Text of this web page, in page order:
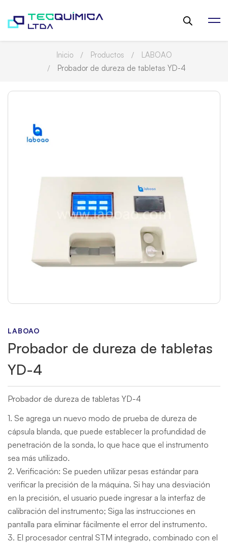
Inicio Productos
LABOAO
Probador de dureza de tabletas YD-4
LABOAO
Probador de dureza de tabletas
YD-4
Probador de dureza de tabletas YD-4
1. Se agrega un nuevo modo de prueba de dureza de
cápsula blanda, que puede establecer la profundidad de
penetración de la sonda, lo que hace que el instrumento
sea más utilizado.
2. Verificación: Se pueden utilizar pesas estándar para
verificar la precisión de la máquina. Si hay una desviación
en la precisión, el usuario puede ingresar a la interfaz de
calibración del instrumento; Siga las instrucciones en
pantalla para eliminar fácilmente el error del instrumento.
3. El procesador central STM integrado, combinado con el